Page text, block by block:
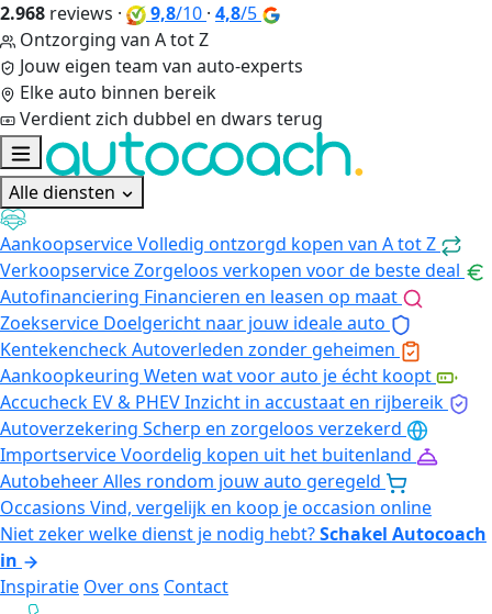
2.968 reviews · 9,8/10 · 4,8/5
Ontzorging van A tot Z
Jouw eigen team van auto-experts
Elke auto binnen bereik
Verdient zich dubbel en dwars terug
Alle diensten
AankoopserviceVolledig ontzorgd kopen van A tot Z
VerkoopserviceZorgeloos verkopen voor de beste deal
Autofinanciering Financieren en leasen op maat
Zoekservice Doelgericht naar jouw ideale auto
KentekencheckAutoverleden zonder geheimen
Aankoopkeuring Weten wat voor auto je écht koopt
Accucheck EV & PHEVInzicht in accustaat en rijbereik
Autoverzekering Scherp en zorgeloos verzekerd
ImportserviceVoordelig kopen uit het buitenland
AutobeheerAlles rondom jouw auto geregeld
Occasions Vind, vergelijk en koop je occasion online
Niet zeker welke dienst je nodig hebt?Schakel Autocoach
in
Inspiratie Over ons Contact